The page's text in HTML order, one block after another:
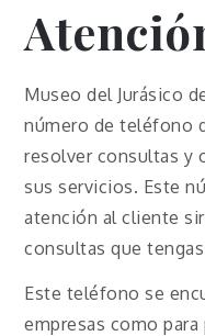
Museo del Jurásico
número de teléfono
resolver consultas y
sus servicios. Este
atención al cliente
consultas que
Este teléfono se
empresas como para